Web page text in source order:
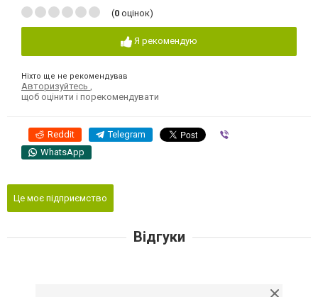
(0 оцінок)
Я рекомендую
Ніхто ще не рекомендував
Авторизуйтесь
щоб оцінити і порекомендувати
Reddit Telegram
WhatsApp
Це моє підприємство
Відгуки